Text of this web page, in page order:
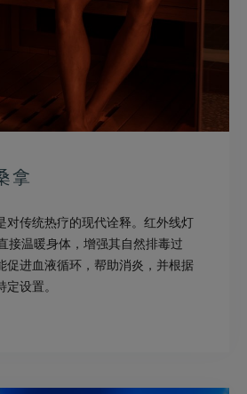
拿
对传统热疗的现代诠释。红外线灯
接温暖身体，增强其自然排毒过
促进血液循环，帮助消炎，并根据
定设置。